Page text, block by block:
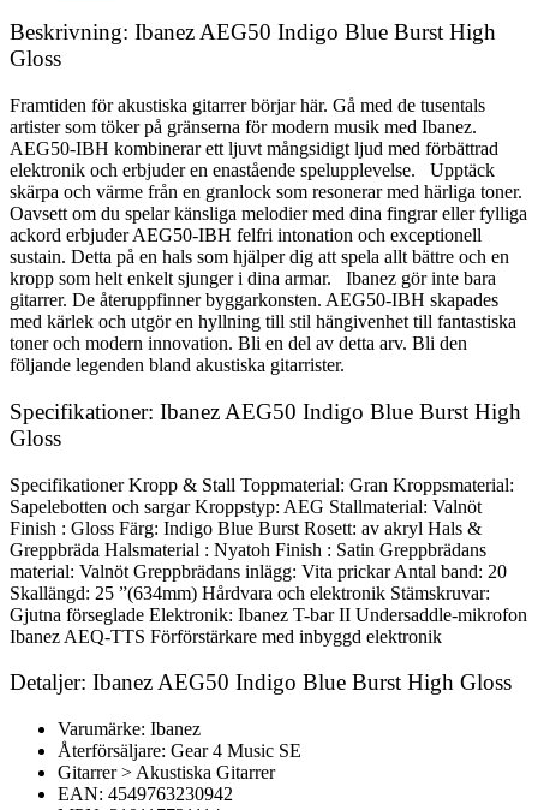
Beskrivning: Ibanez AEG50 Indigo Blue Burst High
Gloss
Framtiden för akustiska gitarrer börjar här. Gå med de tusentals
artister som töker på gränserna för modern musik med Ibanez.
AEG50-IBH kombinerar ett ljuvt mångsidigt ljud med förbättrad
elektronik och erbjuder en enastående spelupplevelse. Upptäck
skärpa och värme från en granlock som resonerar med härliga toner.
Oavsett om du spelar känsliga melodier med dina fingrar eller fylliga
ackord erbjuder AEG50-IBH felfri intonation och exceptionell
sustain. Detta på en hals som hjälper dig att spela allt bättre och en
kropp som helt enkelt sjunger i dina armar. Ibanez gör inte bara
gitarrer. De återuppfinner byggarkonsten. AEG50-IBH skapades
med kärlek och utgör en hyllning till stil hängivenhet till fantastiska
toner och modern innovation. Bli en del av detta arv. Bli den
följande legenden bland akustiska gitarrister.
Specifikationer: Ibanez AEG50 Indigo Blue Burst High
Gloss
Specifikationer Kropp & Stall Toppmaterial: Gran Kroppsmaterial:
Sapelebotten och sargar Kroppstyp: AEG Stallmaterial: Valnöt
Finish : Gloss Färg: Indigo Blue Burst Rosett: av akryl Hals &
Greppbräda Halsmaterial : Nyatoh Finish : Satin Greppbrädans
material: Valnöt Greppbrädans inlägg: Vita prickar Antal band: 20
Skallängd: 25 ”(634mm) Hårdvara och elektronik Stämskruvar:
Gjutna förseglade Elektronik: Ibanez T-bar II Undersaddle-mikrofon
Ibanez AEQ-TTS Förförstärkare med inbyggd elektronik
Detaljer: Ibanez AEG50 Indigo Blue Burst High Gloss
Varumärke: Ibanez
Återförsäljare: Gear 4 Music SE
Gitarrer > Akustiska Gitarrer
EAN: 4549763230942